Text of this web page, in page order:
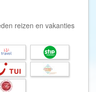
reizen en vakanties